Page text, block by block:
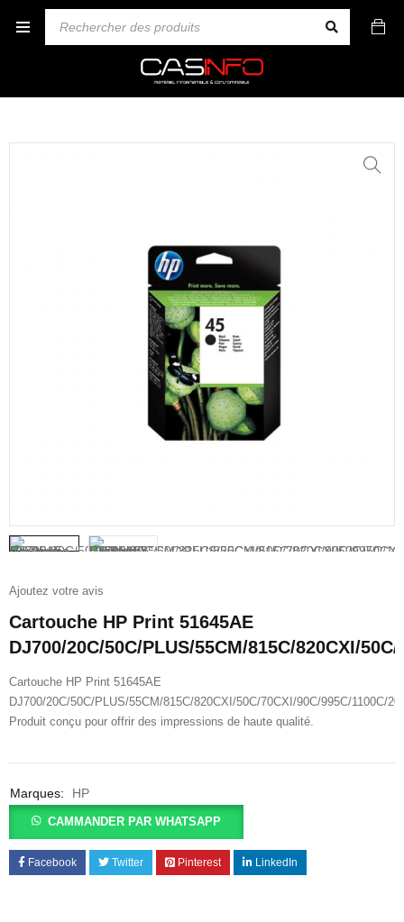
Ajoutez votre avis
Cartouche HP Print 51645AE
DJ700/20C/50C/PLUS/55CM/815C/820CXI/
Cartouche HP Print 51645AE
DJ700/20C/50C/PLUS/55CM/815C/820CXI/50C/70CXI/90C/995C/1100C/
Produit conçu pour offrir des impressions de haute qualité.
Marques: HP
CAMMANDER PAR WHATSAPP
Facebook Twitter Pinterest LinkedIn